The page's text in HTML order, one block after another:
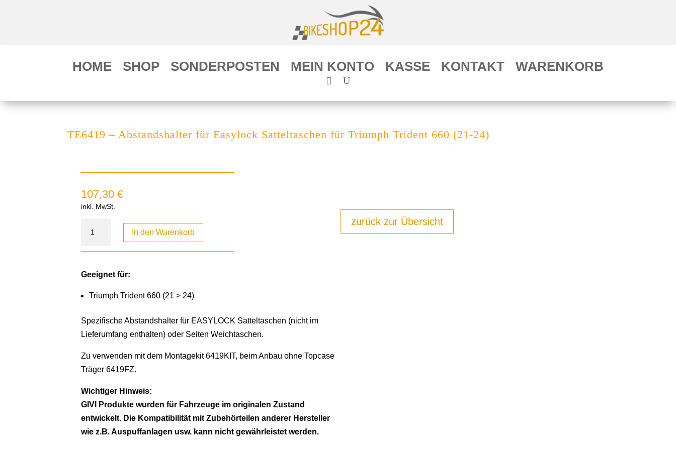
HOME SHOP SONDERPOSTEN MEIN KONTO KASSE KONTAKT WARENKORB
TE6419 – Abstandshalter für Easylock Satteltaschen für Triumph Trident 660 (21-24)
107,30€
inkl. MwSt.
In den Warenkorb
Geeignet für:
Triumph Trident 660 (21 > 24)
Spezifische Abstandshalter für EASYLOCK Satteltaschen (nicht im
Lieferumfang enthalten) oder Seiten Weichtaschen.
Zu verwenden mit dem Montagekit 6419KIT, beim Anbau ohne Topcase
Träger 6419FZ.
Wichtiger Hinweis:
GIVI Produkte wurden für Fahrzeuge im originalen Zustand
entwickelt. Die Kompatibilität mit Zubehörteilen anderer Hersteller
wie z.B. Auspuffanlagen usw. kann nicht gewährleistet werden.
zurück zur Übersicht